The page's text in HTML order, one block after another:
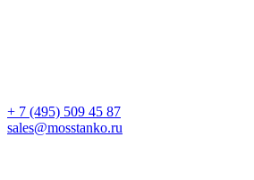
+ 7 (495) 509 45 87
sales@mosstanko.ru